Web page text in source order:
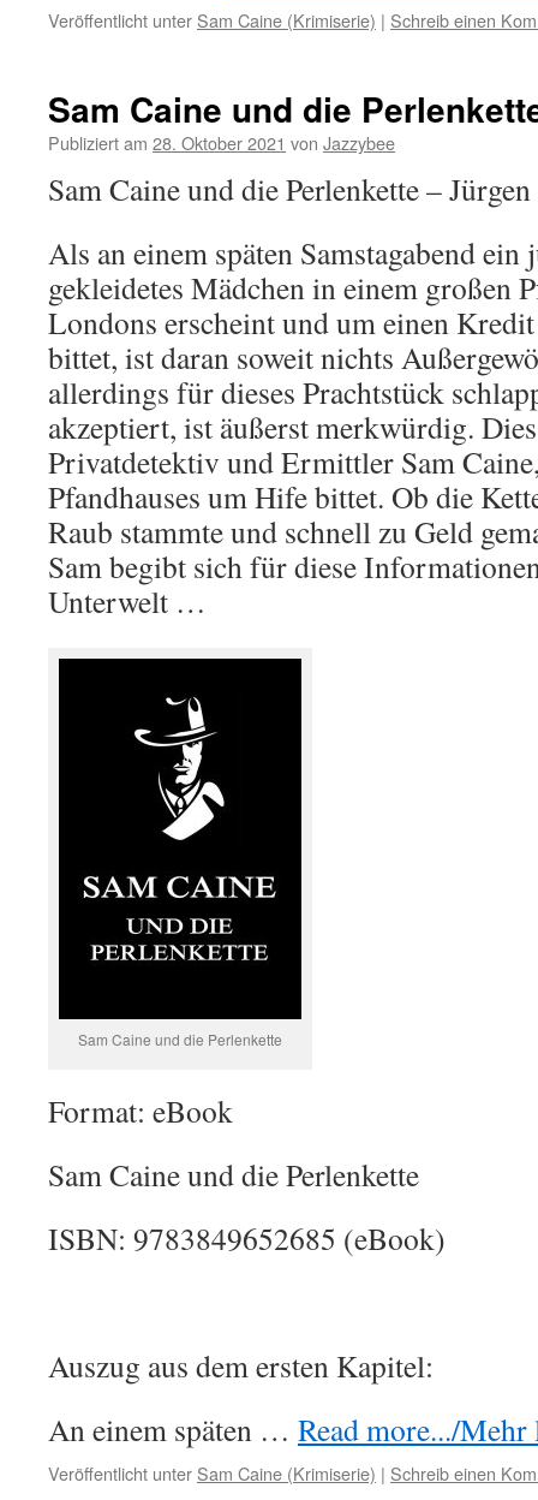
Veröffentlicht unter Sam Caine (Krimiserie) | Schreib einen
Sam Caine und die
Publiziert am 28. Oktober 2021 von Jazzybee
Sam Caine und die Perlenkette –
Als an einem späten Samstagabend
gekleidetes Mädchen in einem großen
Londons erscheint und um einen
bittet, ist daran soweit nichts
allerdings für dieses Prachtstück
akzeptiert, ist äußerst merkwürdig.
Privatdetektiv und Ermittler Sam
Pfandhauses um Hife bittet. Ob die
Raub stammte und schnell zu Geld
Sam begibt sich für diese
Unterwelt …
Sam Caine und die Perlenkette
Format: eBook
Sam Caine und die Perlenkette
ISBN: 9783849652685 (eBook)
Auszug aus dem ersten Kapitel:
An einem späten … Read more.../Mehr
Veröffentlicht unter Sam Caine (Krimiserie) | Schreib einen